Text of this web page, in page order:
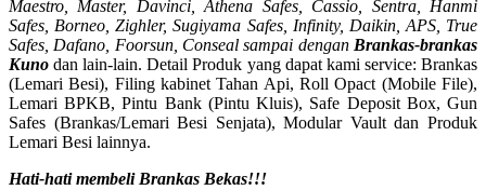
Maestro, Master, Davinci, Athena Safes, Cassio, Sentra, Hanmi
Safes, Borneo, Zighler, Sugiyama Safes, Infinity, Daikin, APS, True
Safes, Dafano, Foorsun, Conseal sampai dengan Brankas-brankas
Kuno dan lain-lain. Detail Produk yang dapat kami service: Brankas
(Lemari Besi), Filing kabinet Tahan Api, Roll Opact (Mobile File),
Lemari BPKB, Pintu Bank (Pintu Kluis), Safe Deposit Box, Gun
Safes (Brankas/Lemari Besi Senjata), Modular Vault dan Produk
Lemari Besi lainnya.
Hati-hati membeli Brankas Bekas!!!